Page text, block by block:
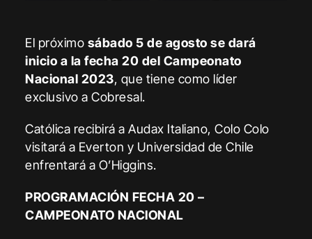
El próximo sábado 5 de agosto se dará
inicio a la fecha 20 del Campeonato
Nacional 2023, que tiene como líder
exclusivo a Cobresal.
Católica recibirá a Audax Italiano, Colo Colo
visitará a Everton y Universidad de Chile
enfrentará a O’Higgins.
PROGRAMACIÓN FECHA 20 –
CAMPEONATO NACIONAL